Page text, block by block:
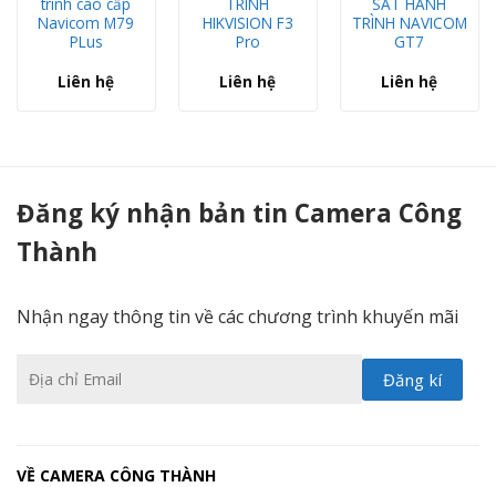
trình cao cấp
Navicom M79
PLus
Liên hệ
TRÌNH
HIKVISION F3
Pro
Liên hệ
SÁT HÀNH
TRÌNH NAVICOM
GT7
Liên hệ
Đăng ký nhận bản tin Camera Công
Thành
Nhận ngay thông tin về các chương trình khuyến mãi
VỀ CAMERA CÔNG THÀNH